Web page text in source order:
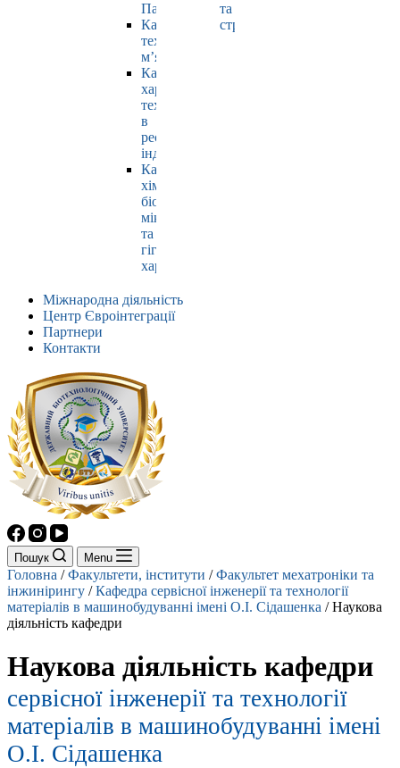
Павлюк
Кафедра
технології
м’яса
Кафедра
харчових
технологій
в
ресторанній
індустрії
Кафедра
хімії,
біохімії,
мікробіології
та
гігієни
харчування
та
страхування
Міжнародна діяльність
Центр Євроінтеграції
Партнери
Контакти
Пошук Menu
Головна /Факультети, інститути /Факультет мехатроніки та
інжинірингу /Кафедра cервісної інженерії та технології
матеріалів в машинобудуванні імені О.І. Сідашенка /Наукова
діяльність кафедри
Наукова діяльність кафедри
cервісної інженерії та технології
матеріалів в машинобудуванні імені
О.І. Сідашенка